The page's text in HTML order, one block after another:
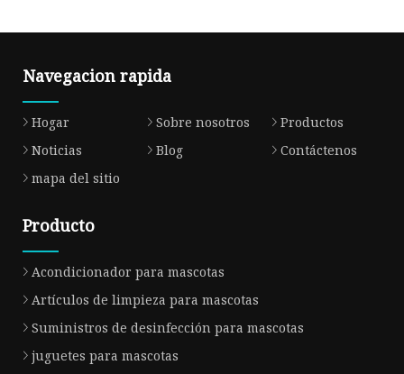
Navegacion rapida
Hogar Sobre nosotros
Productos
Noticias
Blog
Contáctenos
mapa del sitio
Producto
Acondicionador para mascotas
Artículos de limpieza para mascotas
Suministros de desinfección para mascotas
juguetes para mascotas